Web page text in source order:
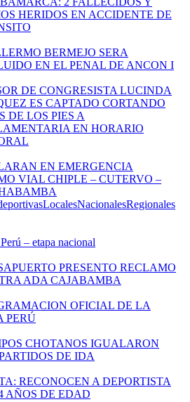
HERIDOS EN ACCIDENTE DE
BERMEJO SERA
EN EL PENAL DE ANCON I
DE CONGRESISTA LUCINDA
ES CAPTADO CORTANDO
DE LOS PIES A
EN HORARIO
EN EMERGENCIA
VIAL CHIPLE – CUTERVO –
LocalesNacionalesRegionales
– etapa nacional
PRESENTO RECLAMO
ADA CAJABAMBA
OFICIAL DE LA
PERÚ
CHOTANOS IGUALARON
DE IDA
RECONOCEN A DEPORTISTA
AÑOS DE EDAD